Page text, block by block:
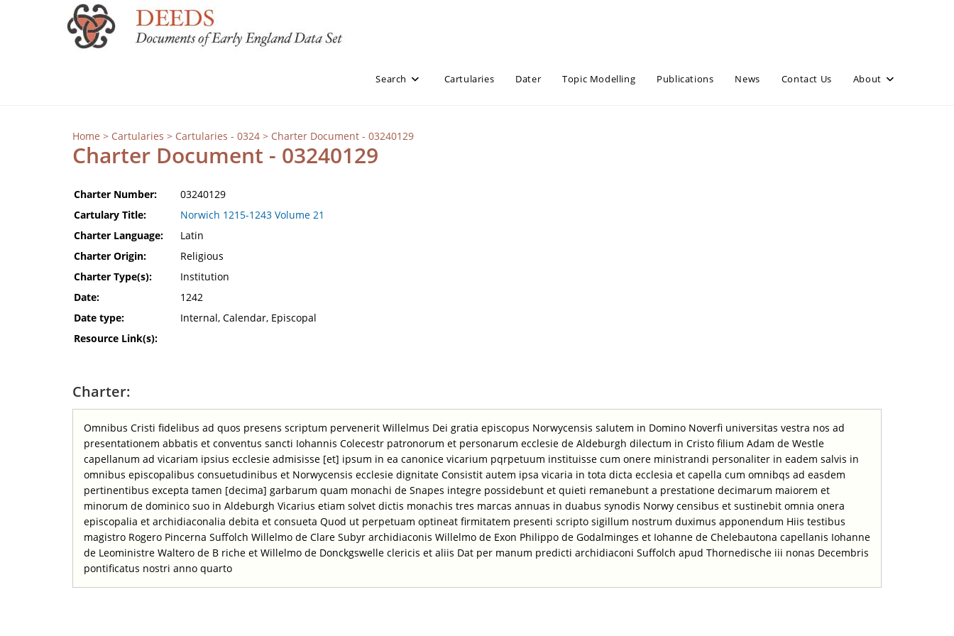
Search Cartularies Dater Topic Modelling Publications News Contact Us About
Home > Cartularies > Cartularies - 0324 > Charter Document - 03240129
Charter Document - 03240129
Charter Number:
03240129
Cartulary Title:
Norwich 1215-1243 Volume 21
Charter Language:
Latin
Charter Origin:
Religious
Charter Type(s):
Institution
Date:
1242
Date type:
Internal, Calendar, Episcopal
Resource Link(s):
Charter:
Omnibus Cristi fidelibus ad quos presens scriptum pervenerit Willelmus Dei gratia episcopus Norwycensis salutem in Domino Noverfi universitas vestra nos ad
presentationem abbatis et conventus sancti Iohannis Colecestr patronorum et personarum ecclesie de Aldeburgh dilectum in Cristo filium Adam de Westle
capellanum ad vicariam ipsius ecclesie admisisse [et] ipsum in ea canonice vicarium pqrpetuum instituisse cum onere ministrandi personaliter in eadem salvis in
omnibus episcopalibus consuetudinibus et Norwycensis ecclesie dignitate Consistit autem ipsa vicaria in tota dicta ecclesia et capella cum omnibqs ad easdem
pertinentibus excepta tamen [decima] garbarum quam monachi de Snapes integre possidebunt et quieti remanebunt a prestatione decimarum maiorem et
minorum de dominico suo in Aldeburgh Vicarius etiam solvet dictis monachis tres marcas annuas in duabus synodis Norwy censibus et sustinebit omnia onera
episcopalia et archidiaconalia debita et consueta Quod ut perpetuam optineat firmitatem presenti scripto sigillum nostrum duximus apponendum Hiis testibus
magistro Rogero Pincerna Suffolch Willelmo de Clare Subyr archidiaconis Willelmo de Exon Philippo de Godalminges et Iohanne de Chelebautona capellanis Iohanne
de Leoministre Waltero de B riche et Willelmo de Donckgswelle clericis et aliis Dat per manum predicti archidiaconi Suffolch apud Thornedische iii nonas Decembris
pontificatus nostri anno quarto